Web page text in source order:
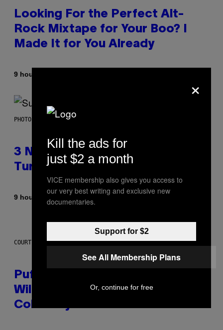
Looking For the Perfect Alt-
Rock Mixtape for Your Boo? I
Made It for You Already
9 hours ago
PHOTO BY NIELS VAN IPEREN/GETTY IMAGES
3 No-Skip Britpop Albums
Turning 30 This Year
9 hours ago
COURTESY OF PUFFCO
Puffco Went Full Gamer With Its
Wild New Plasma Peak Pro
Colorway
×
Kill the ads for
just $2 a month
VICE membership also gives you access to
our very best writing and exclusive new
documentaries.
Support for $2
See All Membership Plans
Or, continue for free